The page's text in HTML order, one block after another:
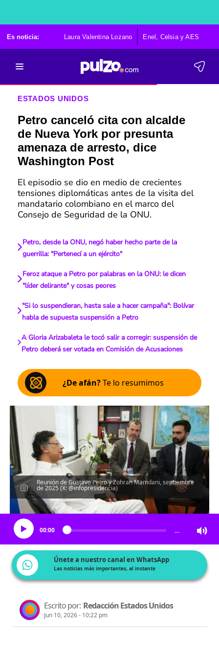
Es noticia: Laura Valentina Lozano Enel, Celsia y AES
ESTADOS UNIDOS
Petro canceló cita con alcalde
de Nueva York por presunta
amenaza de arresto, dice
Washington Post
El episodio se dio en medio de crecientes
tensiones diplomáticas antes de la visita del
mandatario colombiano en el marco del
Consejo de Seguridad de la ONU.
Petro, desde la ONU, negó haber hecho parte de la
guerrilla: "Pertenecí a un ejército"
Feroz ataque a Petro por palabras en la ONU: le dicen
"líder delirante" y cosas peores
"Si lo suspendieran, hasta sale a hacer campaña": Bolívar
habla de supuesta suspensión a Petro
A Gloria Arizabaleta le tocó salir a corregir: suspensión de
Petro deberá ser votada en Comisión de Acusaciones
¿De afán?Te lo resumimos
Reunión de Gustavo Petro y Zohran Mamdani, septiembre
de 2025 (X: @infopresidencia)
Escucha el artículo
00:00 …
Únete a nuestro canal en WhatsApp
Las noticias más importantes, al instante
Escrito por: Redacción Estados Unidos
Jun 10, 2026 - 10:22 pm